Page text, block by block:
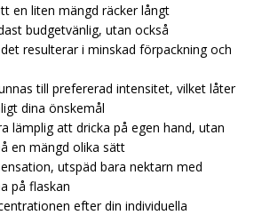
en liten mängd räcker långt
budgetvänlig, utan också
resulterar i minskad förpackning och
till prefererad intensitet, vilket låter
dina önskemål
lämplig att dricka på egen hand, utan
en mängd olika sätt
utspäd bara nektarn med
på flaskan
efter din individuella